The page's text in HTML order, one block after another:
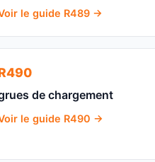
le guide R489 →
de chargement
le guide R490 →